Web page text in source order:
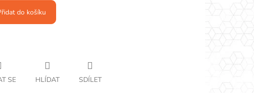
do košíku
SE HLÍDAT SDÍLET